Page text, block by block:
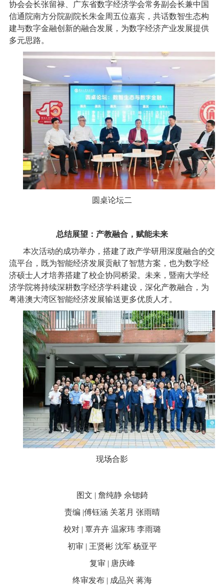
协会会长张留禄、广东省数字经济学会常务副会长兼中国
信通院南方分院副院长朱金周五位嘉宾，共话数智生态构
建与数字金融创新的融合发展，为数字经济产业发展提供
多元思路。
圆桌论坛二
总结展望：产教融合，赋能未来
本次活动的成功举办，搭建了政产学研用深度融合的交
流平台，既为智能经济发展贡献了智慧方案，也为数字经
济硕士人才培养搭建了校企协同桥梁。未来，暨南大学经
济学院将持续深耕数字经济学科建设，深化产教融合，为
粤港澳大湾区智能经济发展输送更多优质人才。
现场合影
图文 | 詹纯静 佘锶錡
责编 |傅钰涵 关茗月 张雨晴
校对 | 覃卉卉 温家玮 李雨璐
初审 | 王贤彬 沈军 杨亚平
复审 | 唐庆峰
终审发布 | 成品兴 蒋海